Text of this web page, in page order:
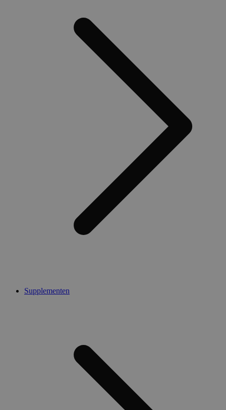
Supplementen